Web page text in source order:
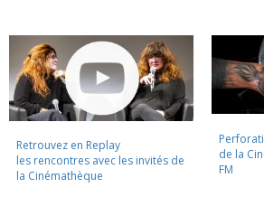
Retrouvez en Replay
les rencontres avec les invités de
la Cinémathèque
de la
FM